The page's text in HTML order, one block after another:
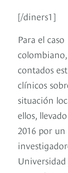
[/diners1]
Para el caso
contados
clínicos
situación
ellos,
2016 por
Universidad